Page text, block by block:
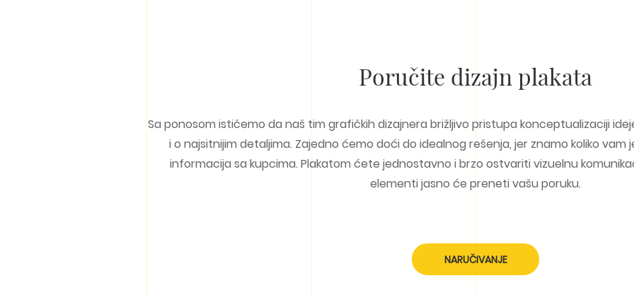
Poručite dizajn plakata
Sa ponosom ističemo da naš tim grafičkih dizajnera brižljivo pristupa konceptualizaciji
i o najsitnijim detaljima. Zajedno ćemo doći do idealnog rešenja, jer znamo koliko
informacija sa kupcima. Plakatom ćete jednostavno i brzo ostvariti vizuelnu
elementi jasno će preneti vašu poruku.
NARUČIVANJE